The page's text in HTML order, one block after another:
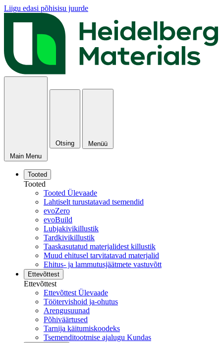
Liigu edasi põhisisu juurde
Main Menu
Otsing Menüü
Tooted
Tooted
Tooted Ülevaade
Lahtiselt turustatavad tsemendid
evoZero
evoBuild
Lubjakivikillustik
Tardkivikillustik
Taaskasutatud materjalidest killustik
Muud ehitusel tarvitatavad materjalid
Ehitus- ja lammutusjäätmete vastuvõtt
Ettevõttest
Ettevõttest
Ettevõttest Ülevaade
Töötervishoid ja-ohutus
Arengusuunad
Põhiväärtused
Tarnija käitumiskoodeks
Tsemenditootmise ajalugu Kundas